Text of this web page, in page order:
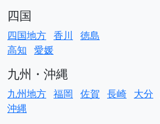
四国
四国地方 香川
徳島
高知 愛媛
九州・沖縄
九州地方 福岡 佐賀 長崎 大分
沖縄